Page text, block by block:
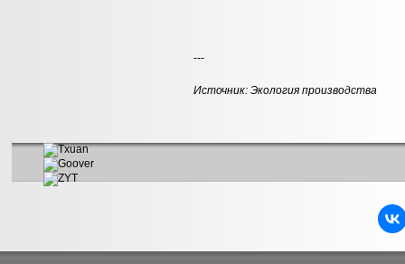
---
Источник:Экология производства